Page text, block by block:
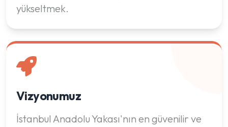
yükseltmek.
Vizyonumuz
İstanbul Anadolu Yakası'nın en güvenilir ve